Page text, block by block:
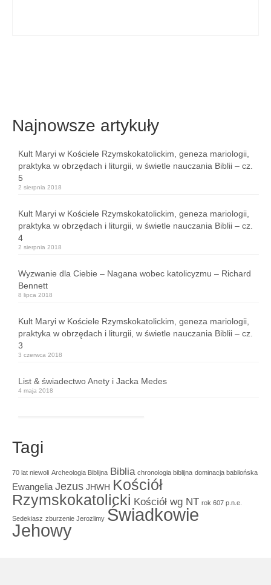
Najnowsze artykuły
Kult Maryi w Kościele Rzymskokatolickim, geneza mariologii,
praktyka w obrzędach i liturgii, w świetle nauczania Biblii – cz.
5
2 sierpnia 2018
Kult Maryi w Kościele Rzymskokatolickim, geneza mariologii,
praktyka w obrzędach i liturgii, w świetle nauczania Biblii – cz.
4
2 sierpnia 2018
Wyzwanie dla Ciebie – Nagana wobec katolicyzmu – Richard
Bennett
8 lipca 2018
Kult Maryi w Kościele Rzymskokatolickim, geneza mariologii,
praktyka w obrzędach i liturgii, w świetle nauczania Biblii – cz.
3
3 czerwca 2018
List & świadectwo Anety i Jacka Medes
4 maja 2018
Tagi
70 lat niewoli Archeologia Biblijna Biblia chronologia biblijna dominacja babilońska
Ewangelia Jezus JHWH Kościół
Rzymskokatolicki Kościół wg NT rok 607 p.n.e.
Sedekiasz zburzenie Jerozlimy Świadkowie
Jehowy